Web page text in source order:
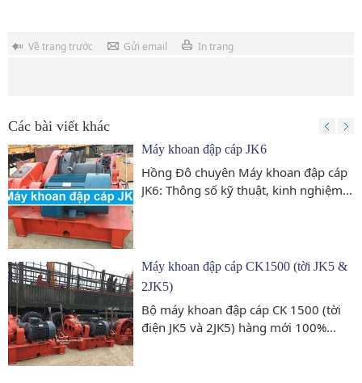
Về trang trước Gửi email In trang
Các bài viết khác
Máy khoan đập cáp JK6
Hồng Đô chuyên Máy khoan đập cáp
JK6: Thông số kỹ thuật, kinh nghiệm...
Máy khoan đập cáp CK1500 (tời JK5 &
2JK5)
Bộ máy khoan đập cáp CK 1500 (tời
điện JK5 và 2JK5) hàng mới 100%...